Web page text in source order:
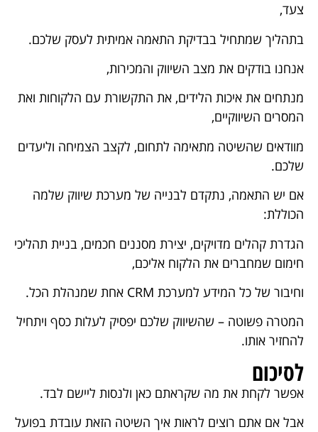
צעד,
בתהליך שמתחיל בבדיקת התאמה אמיתית לעסק שלכם.
אנחנו בודקים את מצב השיווק והמכירות,
מנתחים את איכות הלידים, את התקשורת עם הלקוחות ואת
המסרים השיווקיים,
מוודאים שהשיטה מתאימה לתחום, לקצב הצמיחה וליעדים
שלכם.
אם יש התאמה, נתקדם לבנייה של מערכת שיווק שלמה
הכוללת:
הגדרת קהלים מדויקים, יצירת מסננים חכמים, בניית תהליכי
חימום שמחברים את הלקוח אליכם,
וחיבור של כל המידע למערכת CRM אחת שמנהלת הכל.
המטרה פשוטה – שהשיווק שלכם יפסיק לעלות כסף ויתחיל
להחזיר אותו.
לסיכום
אפשר לקחת את מה שקראתם כאן ולנסות ליישם לבד.
אבל אם אתם רוצים לראות איך השיטה הזאת עובדת בפועל